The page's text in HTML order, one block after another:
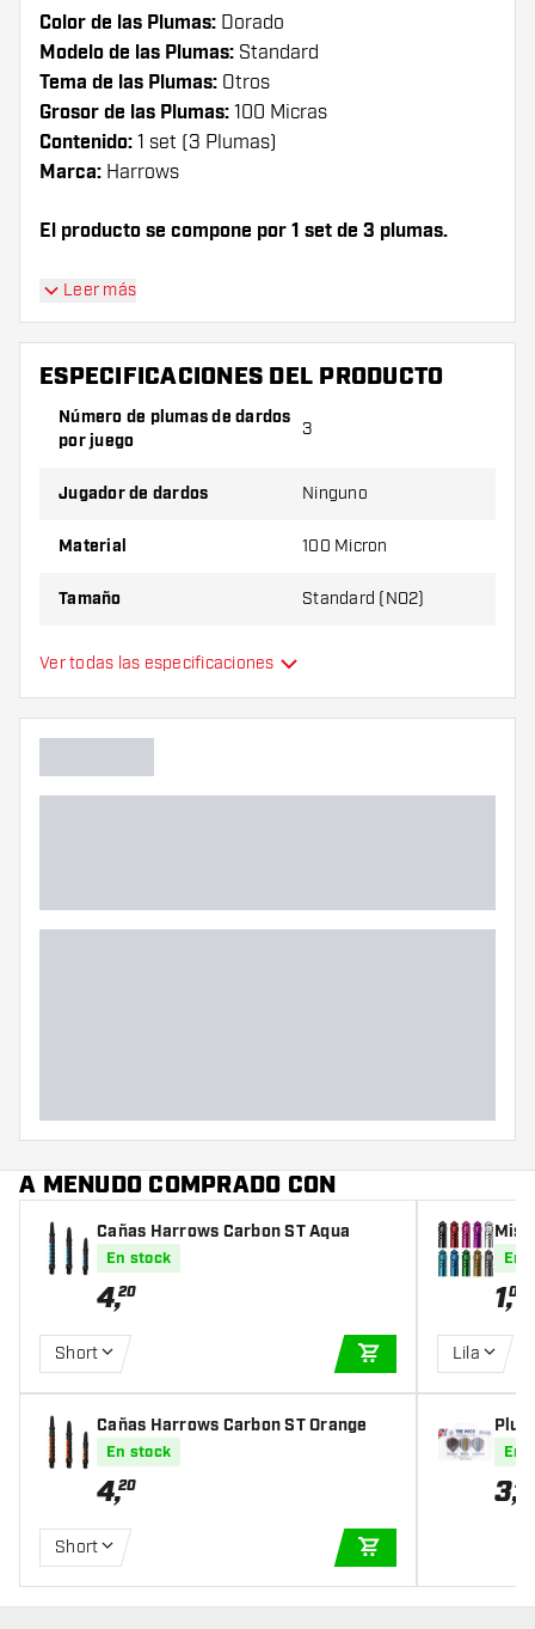
Color de las Plumas: Dorado
Modelo de las Plumas: Standard
Tema de las Plumas: Otros
Grosor de las Plumas: 100 Micras
Contenido: 1 set (3 Plumas)
Marca: Harrows
El producto se compone por 1 set de 3 plumas.
¡Consejo de Dartshopper!
Asegúrate de tener suficientes plumas y cañas.
Estas pueden dañarse o romperse con el uso.
Prueba una forma, un material o un grosor
variante es mejor para ti.
Leer más
ESPECIFICACIONES DEL PRODUCTO
Número de plumas de dardos
por juego
3
Jugador de dardos Ninguno
Material 100 Micron
Tamaño Standard (NO2)
Tipo
Flexibilidad
Ver todas las especificaciones
A MENUDO COMPRADO CON
Cañas Harrows Carbon ST Aqua
En stock
4,20
Short
AÑADIR A LA
Cañas Harrows Carbon ST Orange
En stock
4,20
Short
En
1,00
Lila
En
3,45